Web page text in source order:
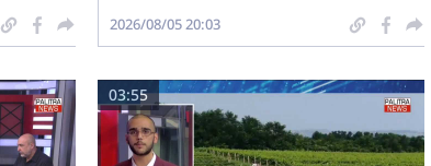
2026/08/05 20:03
03:55